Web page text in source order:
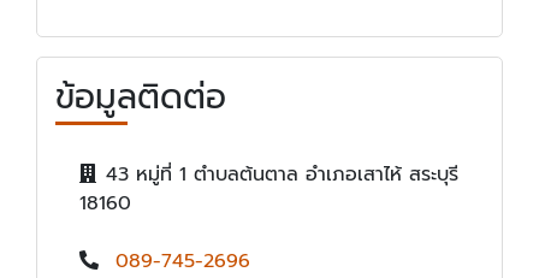
ข้อมูลติดต่อ
43 หมู่ที่ 1 ตำบลต้นตาล อำเภอเสาไห้ สระบุรี
18160
089-745-2696